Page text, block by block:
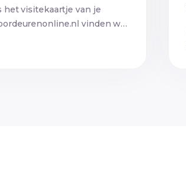
het visitekaartje van je
vinden we